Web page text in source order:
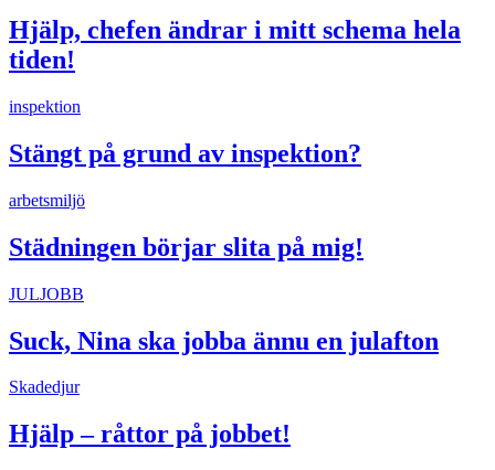
Hjälp, chefen ändrar i mitt schema hela
tiden!
inspektion
Stängt på grund av inspektion?
arbetsmiljö
Städningen börjar slita på mig!
JULJOBB
Suck, Nina ska jobba ännu en julafton
Skadedjur
Hjälp – råttor på jobbet!